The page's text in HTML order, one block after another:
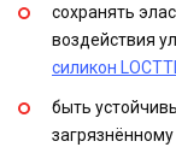
сохранять
воздействия
силикон
быть
загрязнённому